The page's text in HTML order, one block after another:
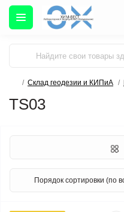
Склад геодезии и КИПиА
TS03